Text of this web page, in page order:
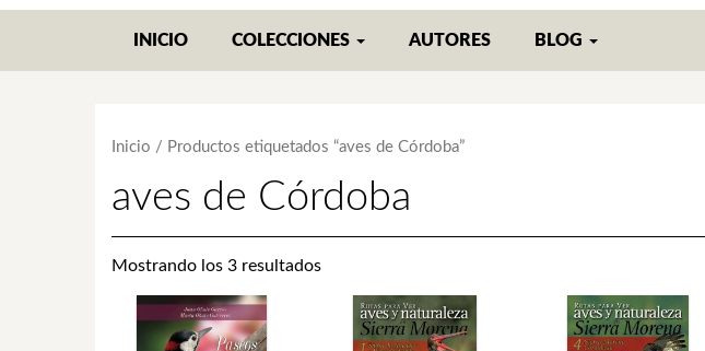
INICIO COLECCIONES AUTORES BLOG
Inicio / Productos etiquetados “aves de Córdoba”
aves de Córdoba
Mostrando los 3 resultados